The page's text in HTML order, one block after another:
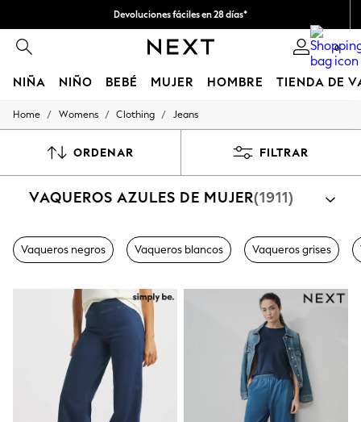
Devoluciones fáciles en 28 días*
Nos hacemos cargo de todos los impuestos 0
NIÑA NIÑO BEBÉ MUJER HOMBRE TIENDA DE
GIRLS
50 - 92cm
140 - 174cm
Toy Story
THE SET
Coats & Jackets
Sweatshirts & Hoodies
Knitwear
Cardigans
Dresses
Sets & Outfits
Tops
T-Shirts
Nightwear & Pyjamas
Home / Womens / Clothing / Jeans
ORDENAR FILTRAR
VAQUEROS AZULES DE MUJER(1911)
Vaqueros negros Vaqueros blancos Vaqueros grises